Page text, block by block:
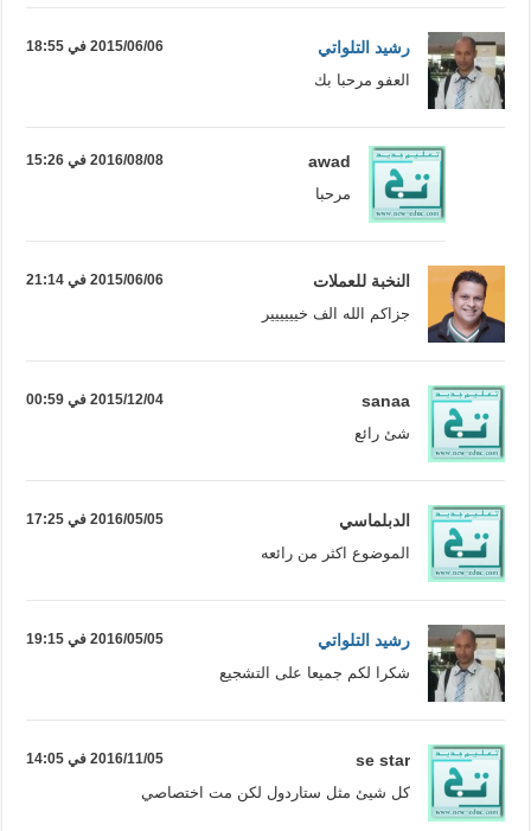
رشيد التلواتي 2015/06/06 في 18:55
العفو مرحبا بك
awad 2016/08/08 في 15:26
مرحبا
النخبة للعملات 2015/06/06 في 21:14
جزاكم الله الف خيييييير
sanaa 2015/12/04 في 00:59
شئ رائع
الدبلماسي 2016/05/05 في 17:25
الموضوع اكثر من رائعه
رشيد التلواتي 2016/05/05 في 19:15
شكرا لكم جميعا على التشجيع
se star 2016/11/05 في 14:05
كل شيئ مثل ستاردول لكن مت اختصاصي